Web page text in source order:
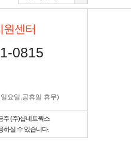
원센터
0815
요일,공휴일 휴무)
주 (주)샵네트웍스
하실 수 있습니다.